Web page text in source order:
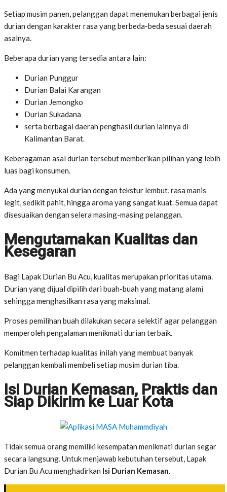
Setiap musim panen, pelanggan dapat menemukan berbagai jenis
durian dengan karakter rasa yang berbeda-beda sesuai daerah
asalnya.
Beberapa durian yang tersedia antara lain:
Durian Punggur
Durian Balai Karangan
Durian Jemongko
Durian Sukadana
serta berbagai daerah penghasil durian lainnya di
Kalimantan Barat.
Keberagaman asal durian tersebut memberikan pilihan yang lebih
luas bagi konsumen.
Ada yang menyukai durian dengan tekstur lembut, rasa manis
legit, sedikit pahit, hingga aroma yang sangat kuat. Semua dapat
disesuaikan dengan selera masing-masing pelanggan.
Mengutamakan Kualitas dan
Kesegaran
Bagi Lapak Durian Bu Acu, kualitas merupakan prioritas utama.
Durian yang dijual dipilih dari buah-buah yang matang alami
sehingga menghasilkan rasa yang maksimal.
Proses pemilihan buah dilakukan secara selektif agar pelanggan
memperoleh pengalaman menikmati durian terbaik.
Komitmen terhadap kualitas inilah yang membuat banyak
pelanggan kembali membeli setiap musim durian tiba.
Isi Durian Kemasan, Praktis dan
Siap Dikirim ke Luar Kota
Tidak semua orang memiliki kesempatan menikmati durian segar
secara langsung. Untuk menjawab kebutuhan tersebut, Lapak
Durian Bu Acu menghadirkan Isi Durian Kemasan